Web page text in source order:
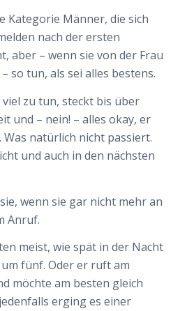
Kategorie Männer, die sich
nach der ersten
aber – wenn sie von der Frau
so tun, als sei alles bestens.
zu tun, steckt bis über
und – nein! – alles okay, er
natürlich nicht passiert.
und auch in den nächsten
wenn sie gar nicht mehr an
Anruf.
meist, wie spät in der Nacht
fünf. Oder er ruft am
möchte am besten gleich
erging es einer